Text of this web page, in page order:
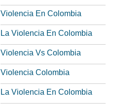
Violencia En Colombia
La Violencia En Colombia
Violencia Vs Colombia
Violencia Colombia
La Violencia En Colombia